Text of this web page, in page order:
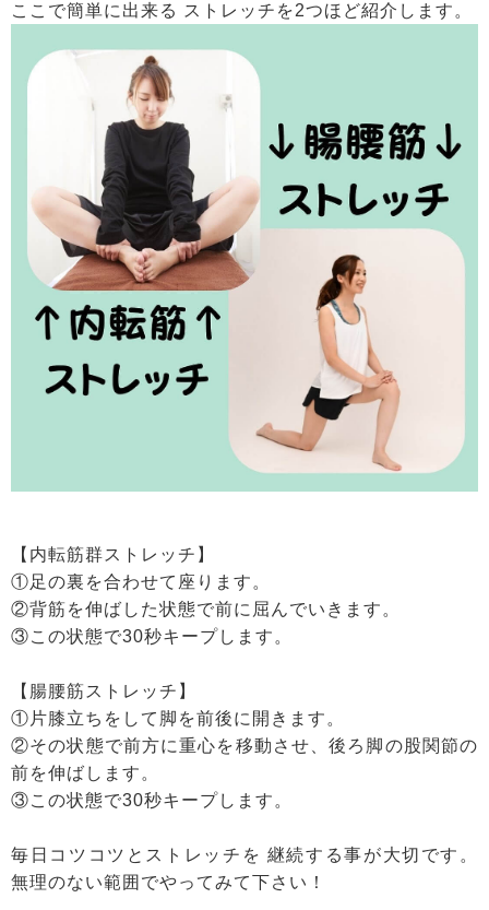
ここで簡単に出来る ストレッチを2つほど紹介します。
【内転筋群ストレッチ】
①足の裏を合わせて座ります。
②背筋を伸ばした状態で前に屈んでいきます。
③この状態で30秒キープします。
【腸腰筋ストレッチ】
①片膝立ちをして脚を前後に開きます。
②その状態で前方に重心を移動させ、後ろ脚の股関節の
前を伸ばします。
③この状態で30秒キープします。
毎日コツコツとストレッチを 継続する事が大切です。
無理のない範囲でやってみて下さい！